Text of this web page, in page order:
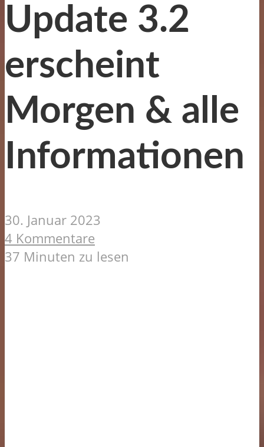
Update 3.2
erscheint
Morgen & alle
Informationen
30. Januar 2023
4 Kommentare
37 Minuten zu lesen